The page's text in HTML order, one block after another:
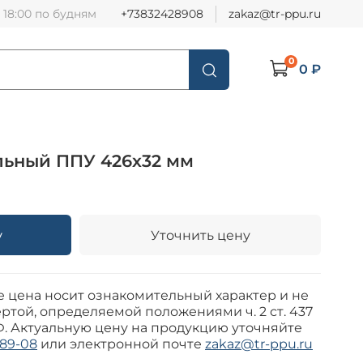
18:00 по будням +73832428908 zakaz@tr-ppu.ru
0 0 ₽
ППУ 426х32 мм
Уточнить цену
цена носит ознакомительный характер и не
определяемой положениями ч. 2 ст. 437
Актуальную цену на продукцию уточняйте
08 или электронной почте zakaz@tr-ppu.ru